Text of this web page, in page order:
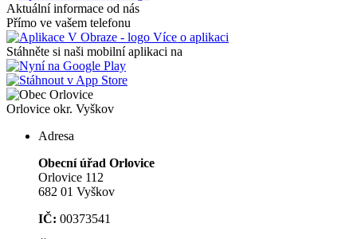
Aktuální informace od nás
Přímo ve vašem telefonu
Více o aplikaci
Stáhněte si naši mobilní aplikaci na
Orlovice okr. Vyškov
Adresa
Obecní úřad Orlovice
Orlovice 112
682 01 Vyškov
IČ: 00373541